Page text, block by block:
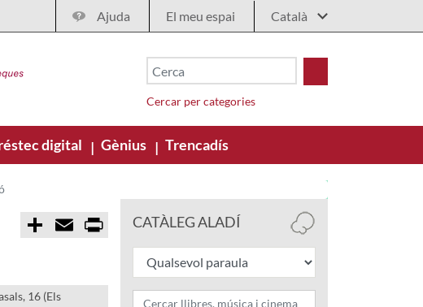
Ajuda El meu espai
Cercar per categories
digital | Gènius | Trencadís
C
r
t
m
16 (Els
CATÀLEG ALADÍ